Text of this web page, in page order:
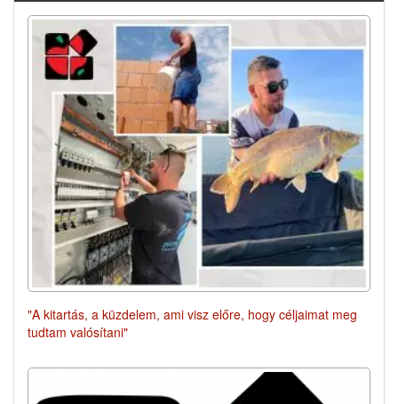
"A kitartás, a küzdelem, ami visz előre, hogy céljaimat meg
tudtam valósítani"